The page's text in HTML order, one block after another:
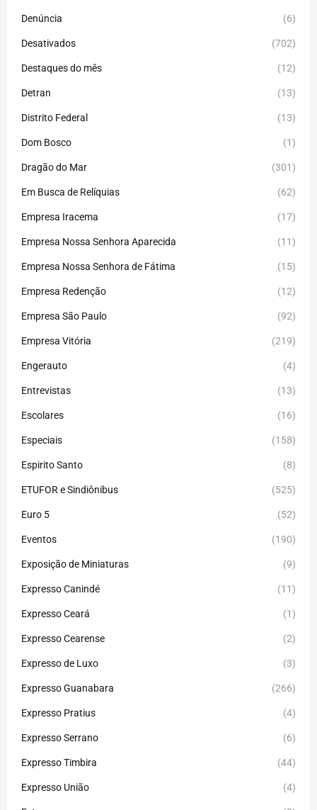
Denúncia (6)
Desativados (702)
Destaques do mês (12)
Detran (13)
Distrito Federal (13)
Dom Bosco (1)
Dragão do Mar (301)
Em Busca de Relíquias (62)
Empresa Iracema (17)
Empresa Nossa Senhora Aparecida (11)
Empresa Nossa Senhora de Fátima (15)
Empresa Redenção (12)
Empresa São Paulo (92)
Empresa Vitória (219)
Engerauto (4)
Entrevistas (13)
Escolares (16)
Especiais (158)
Espirito Santo (8)
ETUFOR e Sindiônibus (525)
Euro 5 (52)
Eventos (190)
Exposição de Miniaturas (9)
Expresso Canindé (11)
Expresso Ceará (1)
Expresso Cearense (2)
Expresso de Luxo (3)
Expresso Guanabara (266)
Expresso Pratius (4)
Expresso Serrano (6)
Expresso Timbira (44)
Expresso União (4)